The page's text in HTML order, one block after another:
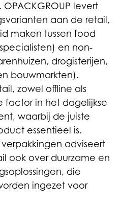
levert
aan de retail,
maken tussen food
en non-
drogisterijen,
bouwmarkten).
zowel offline als
factor in het dagelijkse
waarbij de juiste
essentieel is.
adviseert
ook over duurzame en
die
ingezet voor